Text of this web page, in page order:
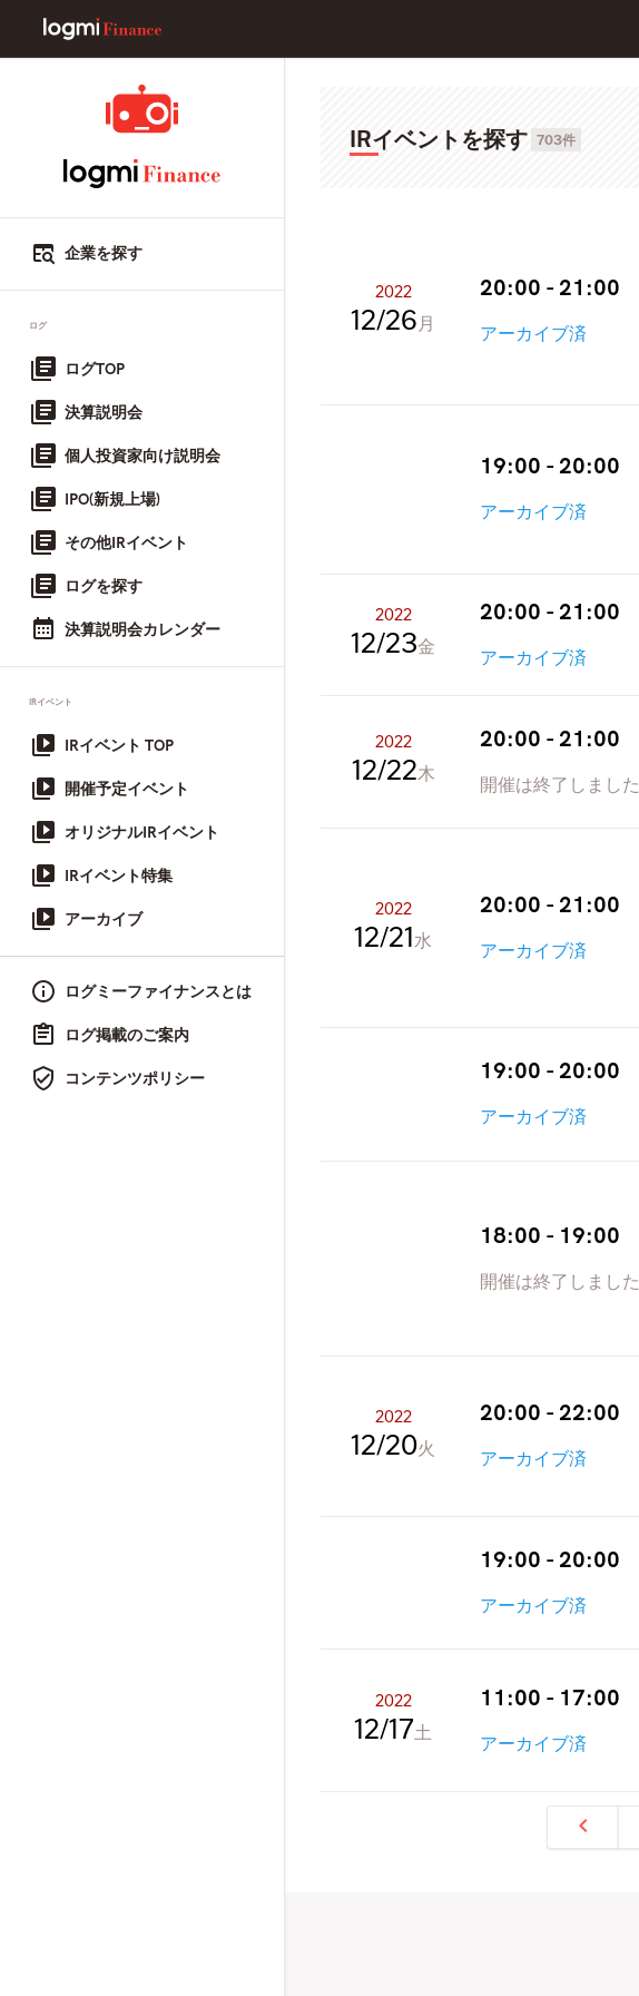
企業を探す
ログ
ログTOP
決算説明会
個人投資家向け説明会
IPO(新規上場)
その他IRイベント
ログを探す
決算説明会カレンダー
IRイベント
IRイベント TOP
開催予定イベント
オリジナルIRイベント
IRイベント特集
アーカイブ
ログミーファイナンスとは
ログ掲載のご案内
コンテンツポリシー
IRイベントを探す 703件
2022
12 26 月
20:00 - 21:00
アーカイブ済
19:00 - 20:00
アーカイブ済
2022
12 23金
20:00 - 21:00
アーカイブ済
2022
12 22木
20:00 - 21:00
開催は終了しました
2022
12 21水
20:00 - 21:00
アーカイブ済
19:00 - 20:00
アーカイブ済
18:00 - 19:00
開催は終了しました
2022
12 20火
20:00 - 22:00
アーカイブ済
19:00 - 20:00
アーカイブ済
2022
12 17土
11:00 - 17:00
アーカイブ済